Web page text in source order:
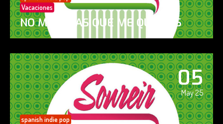
Vacaciones
NO ME DIGAS QUE ME QUIERES
05
May 25
spanish indie pop